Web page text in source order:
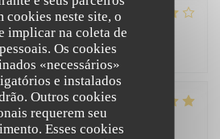
cookies neste site, o
implicar na coleta de
Os cookies
«necessários»
e instalados
Outros cookies
requerem seu
Esses cookies
3
5/5 menu: 4 /5 quality_price
2